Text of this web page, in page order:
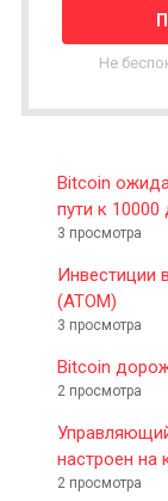
E
Не
Bitcoin
пути к 10000
3 просмотра
Инвестиции
(ATOM)
3 просмотра
Bitcoin
2 просмотра
настроен на
2 просмотра